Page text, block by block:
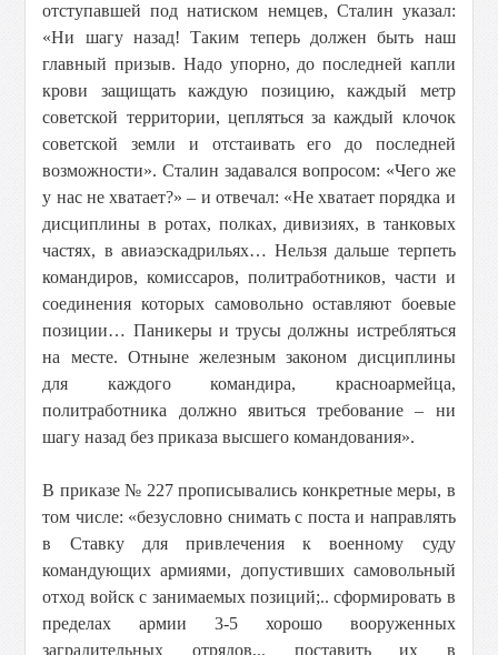
отступавшей под натиском немцев, Сталин указал:
«Ни шагу назад! Таким теперь должен быть наш
главный призыв. Надо упорно, до последней капли
крови защищать каждую позицию, каждый метр
советской территории, цепляться за каждый клочок
советской земли и отстаивать его до последней
возможности». Сталин задавался вопросом: «Чего же
у нас не хватает?» – и отвечал: «Не хватает порядка и
дисциплины в ротах, полках, дивизиях, в танковых
частях, в авиаэскадрильях… Нельзя дальше терпеть
командиров, комиссаров, политработников, части и
соединения которых самовольно оставляют боевые
позиции… Паникеры и трусы должны истребляться
на месте. Отныне железным законом дисциплины
для каждого командира, красноармейца,
политработника должно явиться требование – ни
шагу назад без приказа высшего командования».
В приказе № 227 прописывались конкретные меры, в
том числе: «безусловно снимать с поста и направлять
в Ставку для привлечения к военному суду
командующих армиями, допустивших самовольный
отход войск с занимаемых позиций;.. сформировать в
пределах армии 3-5 хорошо вооруженных
заградительных отрядов,.. поставить их в